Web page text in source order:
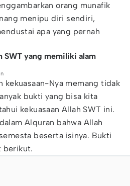
orang munafik
menipu diri sendiri,
apa yang pernah
SWT yang memiliki alam
kekuasaan-Nya memang tidak
bukti yang bisa kita
kekuasaan Allah SWT ini.
Alquran bahwa Allah
beserta isinya. Bukti
berikut.